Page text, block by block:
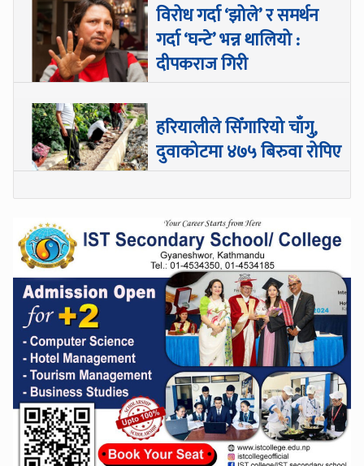
विरोध गर्दा ‘झोले’ र समर्थन
गर्दा ‘घन्टे’ भन्न थालियो :
दीपकराज गिरी
हरियालीले सिँगारियो चाँगु,
दुवाकोटमा ४७५ बिरुवा रोपिए